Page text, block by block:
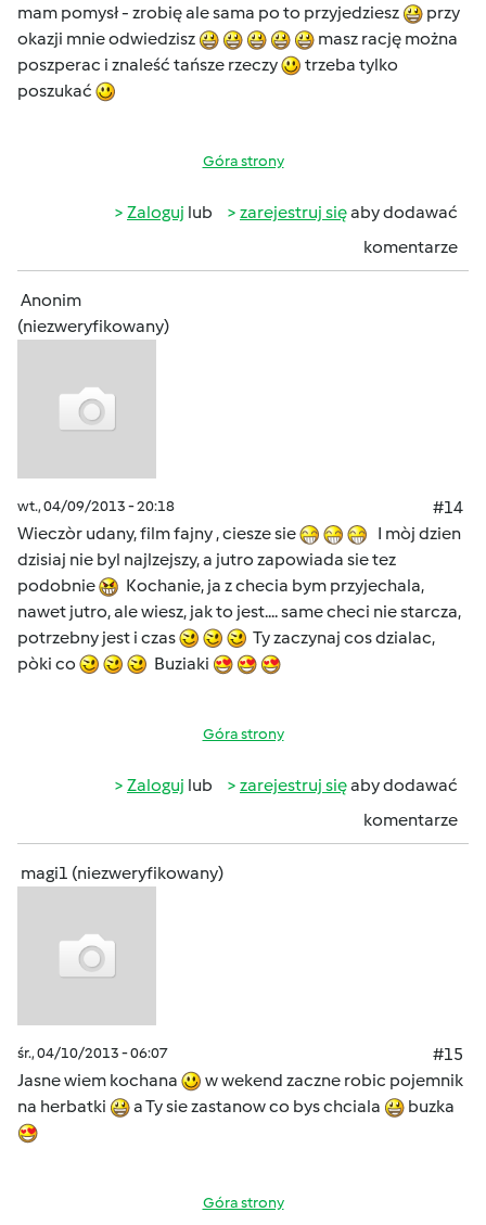
mam pomysł - zrobię ale sama po to przyjedziesz
przy
okazji mnie odwiedzisz
masz rację można
poszperac i znaleść tańsze rzeczy
trzeba tylko
poszukać
Góra strony
Zaloguj lub zarejestruj sięaby dodawać
komentarze
Anonim
(niezweryfikowany)
wt., 04/09/2013 - 20:18
#14
Wieczòr udany, film fajny , ciesze sie
I mòj dzien
dzisiaj nie byl najlzejszy, a jutro zapowiada sie tez
podobnie
Kochanie, ja z checia bym przyjechala,
nawet jutro, ale wiesz, jak to jest.... same checi nie starcza,
potrzebny jest i czas
Ty zaczynaj cos dzialac,
pòki co
Buziaki
Góra strony
Zaloguj lub zarejestruj sięaby dodawać
komentarze
magi1 (niezweryfikowany)
śr., 04/10/2013 - 06:07
#15
Jasne wiem kochana
w wekend zaczne robic pojemnik
na herbatki
a Ty sie zastanow co bys chciala buzka
Góra strony